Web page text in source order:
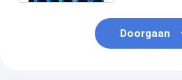
Doorgaan